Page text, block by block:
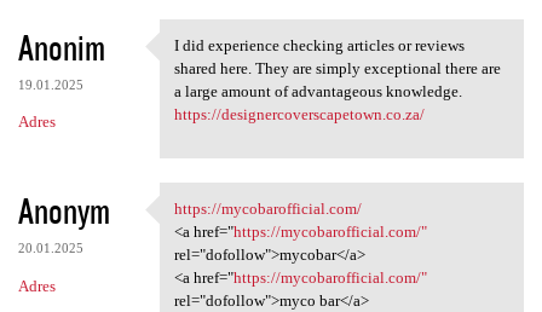
Anonim
19.01.2025
Adres
I did experience checking
I did experience checking articles or reviews
shared here. They are simply exceptional there are
a large amount of advantageous knowledge.
https://designercoverscapetown.co.za/
Anonym
20.01.2025
Adres
https://mycobarofficial.com/
https://mycobarofficial.com/
<a href="https://mycobarofficial.com/"
rel="dofollow">mycobar</a>
<a href="https://mycobarofficial.com/"
rel="dofollow">myco bar</a>